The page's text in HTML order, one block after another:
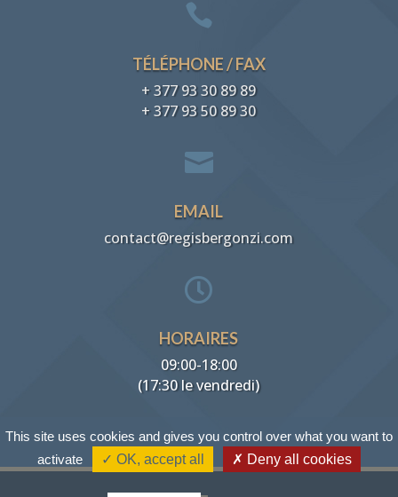

TÉLÉPHONE / FAX
+ 377 93 30 89 89
+ 377 93 50 89 30

EMAIL
contact@regisbergonzi.com

HORAIRES
09:00-18:00
(17:30 le vendredi)
This site uses cookies and gives you control over what you want to
activate
✓ OK, accept all ✗ Deny all cookies